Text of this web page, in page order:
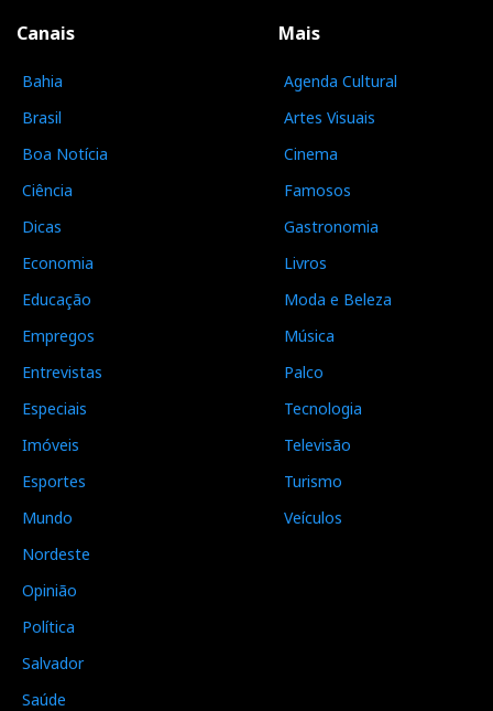
Canais
Bahia
Brasil
Boa Notícia
Ciência
Dicas
Economia
Educação
Empregos
Entrevistas
Especiais
Imóveis
Esportes
Mundo
Nordeste
Opinião
Política
Salvador
Saúde
Mais
Agenda Cultural
Artes Visuais
Cinema
Famosos
Gastronomia
Livros
Moda e Beleza
Música
Palco
Tecnologia
Televisão
Turismo
Veículos